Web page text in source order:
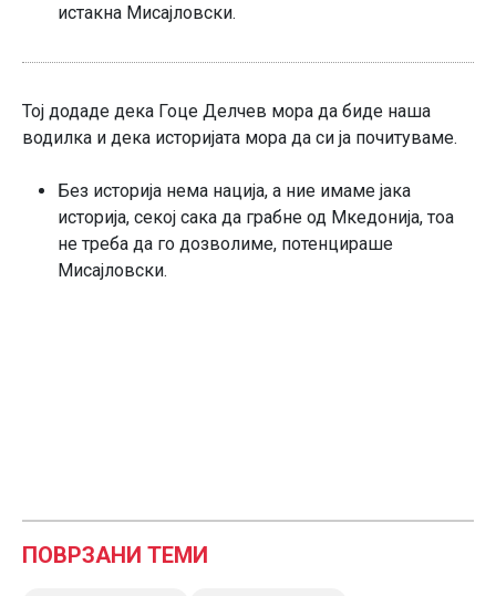
истакна Мисајловски.
Тој додаде дека Гоце Делчев мора да биде наша
водилка и дека историјата мора да си ја почитуваме.
Без историја нема нација, а ние имаме јака
историја, секој сака да грабне од Мкедонија, тоа
не треба да го дозволиме, потенцираше
Мисајловски.
ПОВРЗАНИ ТЕМИ